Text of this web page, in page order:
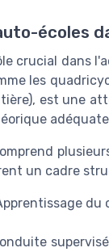
écoles
crucial dans
les
est une
un cadre
du